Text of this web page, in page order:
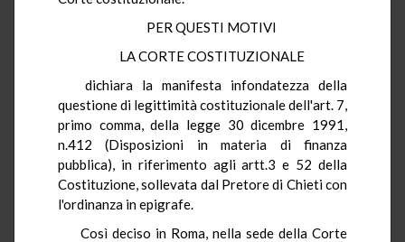
PER QUESTI MOTIVI
LA CORTE COSTITUZIONALE
dichiara la manifesta infondatezza della
questione di legittimità costituzionale dell'art. 7,
primo comma, della legge 30 dicembre 1991,
n.412 (Disposizioni in materia di finanza
pubblica), in riferimento agli artt.3 e 52 della
Costituzione, sollevata dal Pretore di Chieti con
l'ordinanza in epigrafe.
Così deciso in Roma, nella sede della Corte